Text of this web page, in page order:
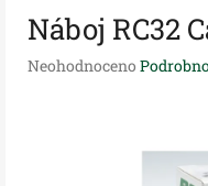
Náboj RC32
Průměrné
Neohodnoceno